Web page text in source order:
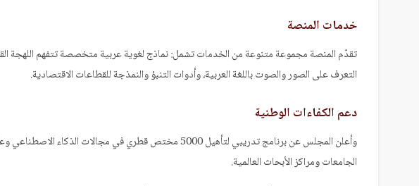
Hacklink panel
Hacklink panel
Hacklink panel
Hacklink panel
Hacklink panel
Hacklink panel
خدمات المنصة
تقدّم المنصة مجموعة متنوعة من الخدمات تشمل: نماذج لغوية عربية متخصصة تتفهم اللهجة
التعرف على الصور والصوت باللغة العربية، وأدوات التنبؤ والنمذجة للقطاعات الاقتصادية.
دعم الكفاءات الوطنية
وأعلن المجلس عن برنامج تدريبي لتأهيل 5000 مختص قطري في
الجامعات ومراكز الأبحاث العالمية.